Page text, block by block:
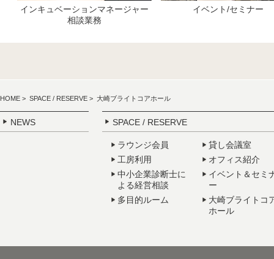
インキュベーションマネージャー
相談業務
イベント/セミナー
HOME > SPACE / RESERVE > 大崎ブライトコアホール
NEWS SPACE / RESERVE
ラウンジ会員
工房利用
中小企業診断士に
よる経営相談
多目的ルーム
貸し会議室
オフィス紹介
イベント＆セミ
ー
大崎ブライトコ
ホール